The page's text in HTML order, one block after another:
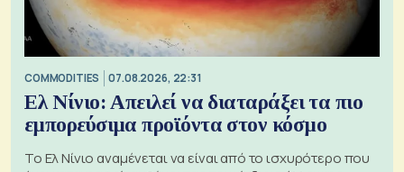
COMMODITIES 07.08.2026, 22:31
Ελ Νίνιο: Απειλεί να διαταράξει τα πιο
εμπορεύσιμα προϊόντα στον κόσμο
Το Ελ Νίνιο αναμένεται να είναι από το ισχυρότερο που